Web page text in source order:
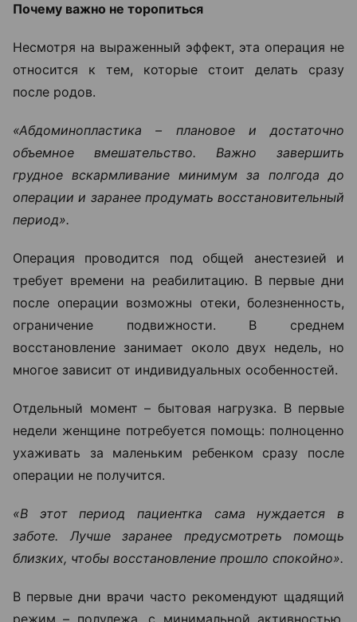
Почему важно не торопиться
Несмотря на выраженный эффект, эта операция не
относится к тем, которые стоит делать сразу
после родов.
«Абдоминопластика – плановое и достаточно
объемное вмешательство. Важно завершить
грудное вскармливание минимум за полгода до
операции и заранее продумать восстановительный
период».
Операция проводится под общей анестезией и
требует времени на реабилитацию. В первые дни
после операции возможны отеки, болезненность,
ограничение подвижности. В среднем
восстановление занимает около двух недель, но
многое зависит от индивидуальных особенностей.
Отдельный момент – бытовая нагрузка. В первые
недели женщине потребуется помощь: полноценно
ухаживать за маленьким ребенком сразу после
операции не получится.
«В этот период пациентка сама нуждается в
заботе. Лучше заранее предусмотреть помощь
близких, чтобы восстановление прошло спокойно».
В первые дни врачи часто рекомендуют щадящий